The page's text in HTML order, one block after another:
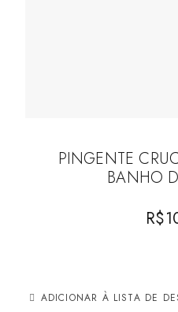
PINGENTE
BANHO
R$
ADICIONAR À LISTA DE